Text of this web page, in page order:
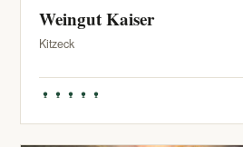
Weingut Kaiser
Kitzeck